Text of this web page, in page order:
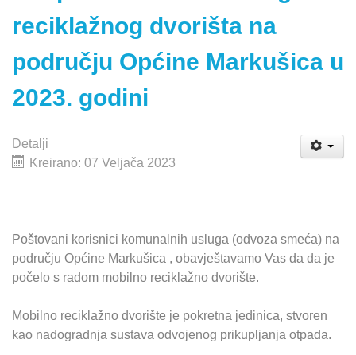
reciklažnog dvorišta na
području Općine Markušica u
2023. godini
Detalji
Kreirano: 07 Veljača 2023
Poštovani korisnici komunalnih usluga (odvoza smeća) na
području Općine Markušica , obavještavamo Vas da da je
počelo s radom mobilno reciklažno dvorište.
Mobilno reciklažno dvorište je pokretna jedinica, stvoren
kao nadogradnja sustava odvojenog prikupljanja otpada.